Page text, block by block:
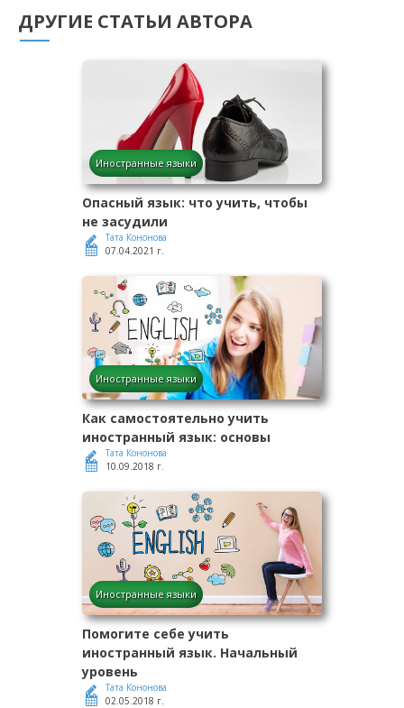
ДРУГИЕ СТАТЬИ АВТОРА
Иностранные языки
Опасный язык: что учить, чтобы
не засудили
Тата Кононова
07.04.2021 г.
Иностранные языки
Как самостоятельно учить
иностранный язык: основы
Тата Кононова
10.09.2018 г.
Иностранные языки
Помогите себе учить
иностранный язык. Начальный
уровень
Тата Кононова
02.05.2018 г.